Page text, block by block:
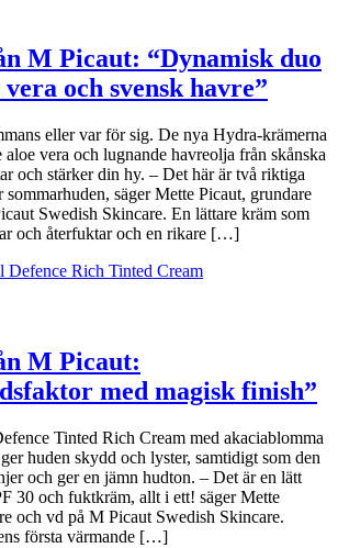
M Picaut: “Dynamisk duo
och svensk havre”
eller var för sig. De nya Hydra-krämerna
aloe vera och lugnande havreolja från skånska
och stärker din hy. – Det här är två riktiga
sommarhuden, säger Mette Picaut, grundare
Swedish Skincare. En lättare kräm som
och återfuktar och en rikare […]
M Picaut:
med magisk finish”
Tinted Rich Cream med akaciablomma
huden skydd och lyster, samtidigt som den
och ger en jämn hudton. – Det är en lätt
30 och fuktkräm, allt i ett! säger Mette
och vd på M Picaut Swedish Skincare.
första värmande […]